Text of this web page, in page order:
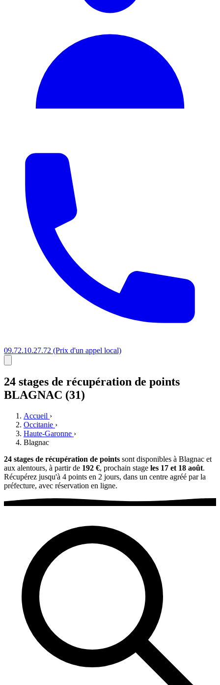
09.72.10.27.72 (Prix d'un appel local)
24 stages de récupération de points
BLAGNAC (31)
Accueil ›
Occitanie ›
Haute-Garonne ›
Blagnac
24 stages de récupération de points sont disponibles à Blagnac et
aux alentours, à partir de 192 €, prochain stage les 17 et 18 août.
Récupérez jusqu'à 4 points en 2 jours, dans un centre agréé par la
préfecture, avec réservation en ligne.